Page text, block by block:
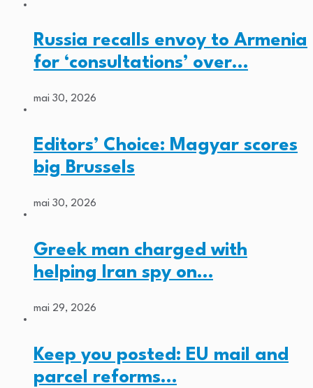
Russia recalls envoy to Armenia
for ‘consultations’ over…
mai 30, 2026
Editors’ Choice: Magyar scores
big Brussels
mai 30, 2026
Greek man charged with
helping Iran spy on…
mai 29, 2026
Keep you posted: EU mail and
parcel reforms…